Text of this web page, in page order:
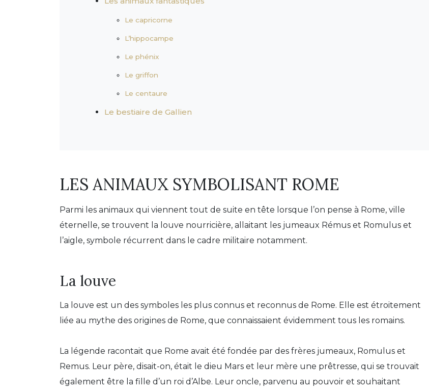
Le capricorne
L’hippocampe
Le phénix
Le griffon
Le centaure
Le bestiaire de Gallien
LES ANIMAUX SYMBOLISANT ROME
Parmi les animaux qui viennent tout de suite en tête lorsque l’on pense à Rome, ville
éternelle, se trouvent la louve nourricière, allaitant les jumeaux Rémus et Romulus et
l’aigle, symbole récurrent dans le cadre militaire notamment.
La louve
La louve est un des symboles les plus connus et reconnus de Rome. Elle est étroitement
liée au mythe des origines de Rome, que connaissaient évidemment tous les romains.
La légende racontait que Rome avait été fondée par des frères jumeaux, Romulus et
Remus. Leur père, disait-on, était le dieu Mars et leur mère une prêtresse, qui se trouvait
également être la fille d’un roi d’Albe. Leur oncle, parvenu au pouvoir et souhaitant